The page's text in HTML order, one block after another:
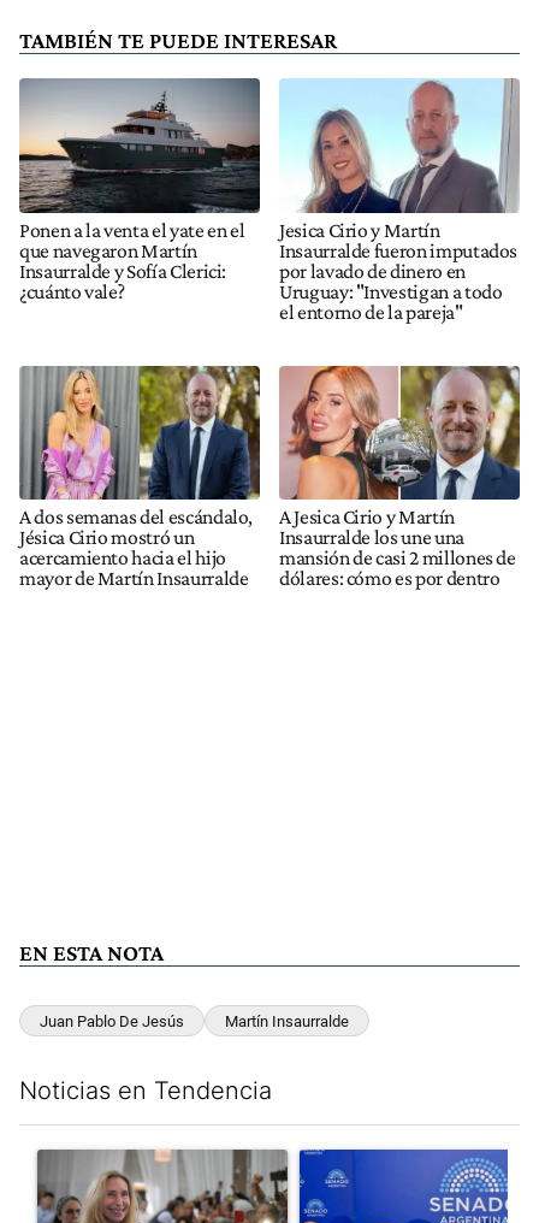
TAMBIÉN TE PUEDE INTERESAR
Ponen a la venta el yate en el
que navegaron Martín
Insaurralde y Sofía Clerici:
¿cuánto vale?
Jesica Cirio y Martín
Insaurralde fueron imputados
por lavado de dinero en
Uruguay: "Investigan a todo
el entorno de la pareja"
A dos semanas del escándalo,
Jésica Cirio mostró un
acercamiento hacia el hijo
mayor de Martín Insaurralde
A Jesica Cirio y Martín
Insaurralde los une una
mansión de casi 2 millones de
dólares: cómo es por dentro
EN ESTA NOTA
Juan Pablo De Jesús Martín Insaurralde
Noticias en Tendencia
Un artículo de tendencia con el título "Karina Milei vuelve al
Un artículo de tendencia con